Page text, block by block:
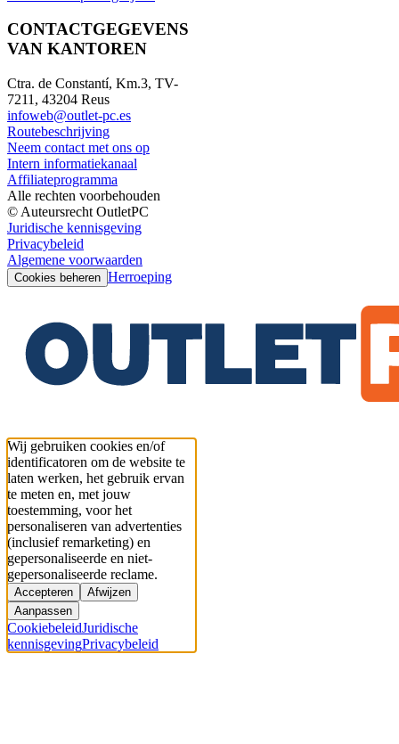
CONTACTGEGEVENS
VAN KANTOREN
Ctra. de Constantí, Km.3, TV-
7211, 43204 Reus
infoweb@outlet-pc.es
Routebeschrijving
Neem contact met ons op
Intern informatiekanaal
Affiliateprogramma
Alle rechten voorbehouden
© Auteursrecht OutletPC
Juridische kennisgeving
Privacybeleid
Algemene voorwaarden
Cookies beheren Herroeping
Wij gebruiken cookies en/of
identificatoren om de website te
laten werken, het gebruik ervan
te meten en, met jouw
toestemming, voor het
personaliseren van advertenties
(inclusief remarketing) en
gepersonaliseerde en niet-
gepersonaliseerde reclame.
Accepteren
Afwijzen
Aanpassen
CookiebeleidJuridische
kennisgevingPrivacybeleid